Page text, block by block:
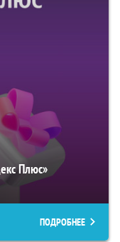
Плюс»
ПОДРОБНЕЕ